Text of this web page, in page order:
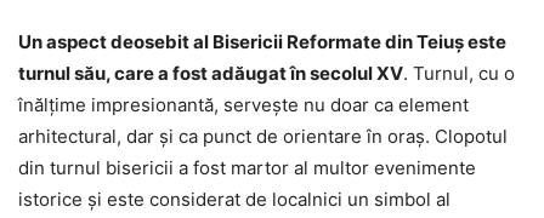
Un aspect deosebit al Bisericii Reformate din Teiuș este
turnul său, care a fost adăugat în secolul XV. Turnul, cu o
înălțime impresionantă, servește nu doar ca element
arhitectural, dar și ca punct de orientare în oraș. Clopotul
din turnul bisericii a fost martor al multor evenimente
istorice și este considerat de localnici un simbol al